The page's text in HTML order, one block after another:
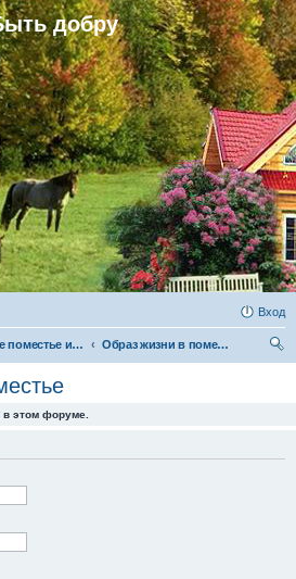
добру
Вход
Родовое поместье и родовое поселение
Образ жизни в поместье
в этом форуме.